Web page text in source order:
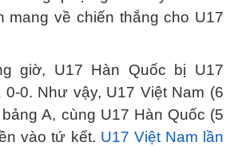
mang về chiến thắng cho U17
giờ, U17 Hàn Quốc bị U17
0-0. Như vậy, U17 Việt Nam (6
A, cùng U17 Hàn Quốc (5
vào tứ kết. U17 Việt Nam lần